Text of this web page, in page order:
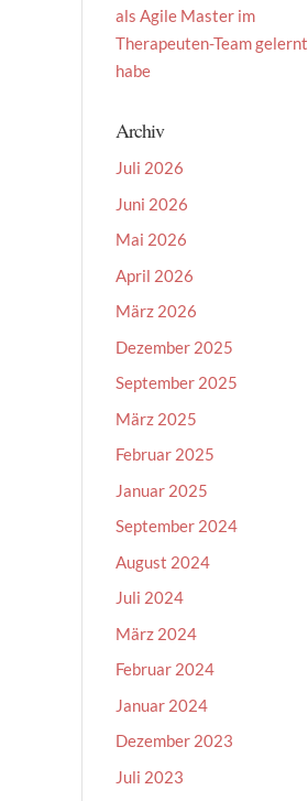
als Agile Master im
Therapeuten-Team gelernt
habe
Archiv
Juli 2026
Juni 2026
Mai 2026
April 2026
März 2026
Dezember 2025
September 2025
März 2025
Februar 2025
Januar 2025
September 2024
August 2024
Juli 2024
März 2024
Februar 2024
Januar 2024
Dezember 2023
Juli 2023